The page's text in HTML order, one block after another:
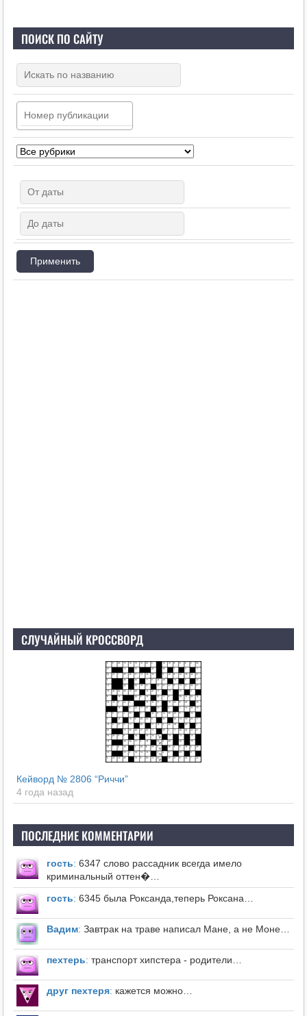
ПОИСК ПО САЙТУ
СЛУЧАЙНЫЙ КРОССВОРД
Кейворд № 2806 “Риччи”
4 года назад
ПОСЛЕДНИЕ КОММЕНТАРИИ
гость: 6347 слово рассадник всегда имело
криминальный оттен�…
гость: 6345 была Роксанда,теперь Роксана…
Вадим: Завтрак на траве написал Мане, а не Моне…
пехтерь: транспорт хипстера - родители…
друг пехтеря: кажется можно…